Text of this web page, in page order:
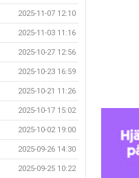
2025-11-07 12:10
2025-11-03 11:16
2025-10-27 12:56
2025-10-23 16:59
2025-10-21 11:26
2025-10-17 15:02
2025-10-02 19:00
2025-09-26 14:30
2025-09-25 10:22